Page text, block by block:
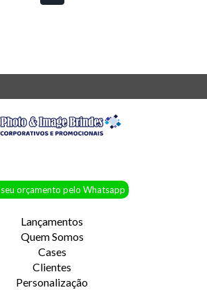
seu orçamento pelo Whatsapp
Lançamentos
Quem Somos
Cases
Clientes
Personalização